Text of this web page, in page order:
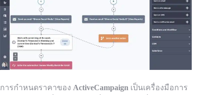
การกำหนดราคาของ ActiveCampaign เป็นเครื่องมือการ